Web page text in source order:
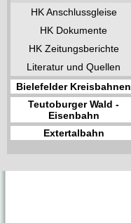
HK Anschlussgleise
HK Dokumente
HK Zeitungsberichte
Literatur und Quellen
Bielefelder Kreisbahnen
Teutoburger Wald -
Eisenbahn
Extertalbahn